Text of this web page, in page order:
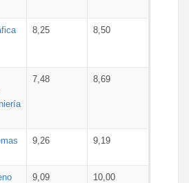
8,25 8,50
7,48 8,69
9,26 9,19
9,09 10,00